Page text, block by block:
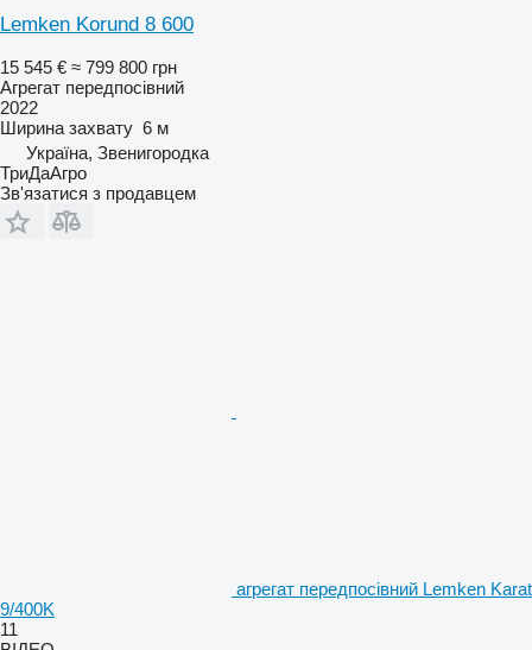
Lemken Korund 8 600
15 545 € ≈ 799 800 грн
Агрегат передпосівний
2022
Ширина захвату 6 м
Україна, Звенигородка
ТриДаАгро
Зв'язатися з продавцем
агрегат передпосівний Lemken Karat
9/400K
11